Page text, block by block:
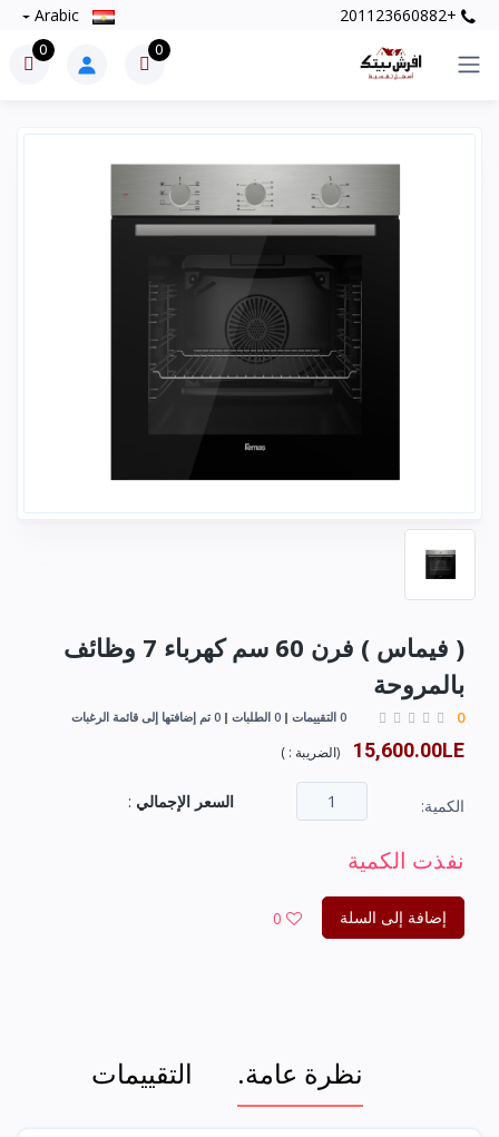
+201123660882
0
0
( فیماس ) فرن 60 سم كھرباء 7 وظائف
بالمروحة
0 0 التقييمات 0 الطلبات 0 تم إضافتها إلى قائمة الرغبات
15,600.00LE
(الضريبة : )
الكمية: السعر الإجمالي :
نفذت الكمية
إضافة إلى السلة 0
نظرة عامة. التقييمات